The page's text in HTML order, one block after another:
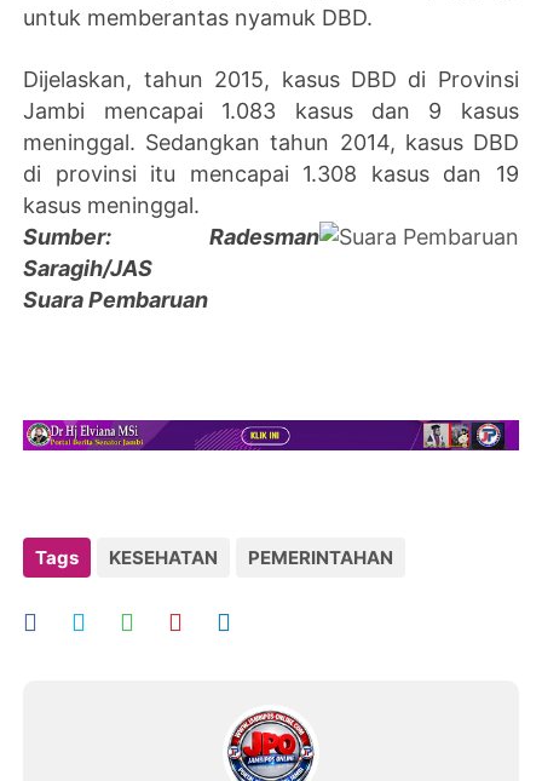
untuk memberantas nyamuk DBD.
Dijelaskan, tahun 2015, kasus DBD di Provinsi
Jambi mencapai 1.083 kasus dan 9 kasus
meninggal. Sedangkan tahun 2014, kasus DBD
di provinsi itu mencapai 1.308 kasus dan 19
kasus meninggal.
Sumber: Radesman
Saragih/JAS
Suara Pembaruan
Tags KESEHATAN PEMERINTAHAN